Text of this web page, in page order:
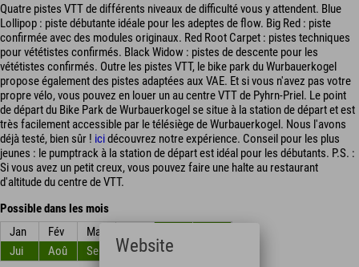
Quatre pistes VTT de différents niveaux de difficulté vous y attendent. Blue
Lollipop : piste débutante idéale pour les adeptes de flow. Big Red : piste
confirmée avec des modules originaux. Red Root Carpet : pistes techniques
pour vététistes confirmés. Black Widow : pistes de descente pour les
vététistes confirmés. Outre les pistes VTT, le bike park du Wurbauerkogel
propose également des pistes adaptées aux VAE. Et si vous n'avez pas votre
propre vélo, vous pouvez en louer un au centre VTT de Pyhrn-Priel. Le point
de départ du Bike Park de Wurbauerkogel se situe à la station de départ et est
très facilement accessible par le télésiège de Wurbauerkogel. Nous l'avons
déjà testé, bien sûr ! icidécouvrez notre expérience. Conseil pour les plus
jeunes : le pumptrack à la station de départ est idéal pour les débutants. P.S. :
Si vous avez un petit creux, vous pouvez faire une halte au restaurant
d'altitude du centre de VTT.
Possible dans les mois
Jan
Fév Mar
Jui
Aoû Sep Oct Nov
Website